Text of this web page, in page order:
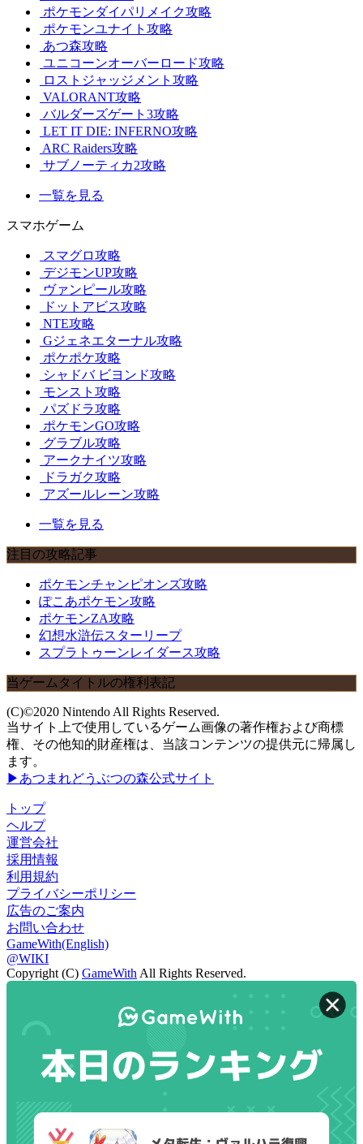
ポケモンダイパリメイク攻略
ポケモンユナイト攻略
あつ森攻略
ユニコーンオーバーロード攻略
ロストジャッジメント攻略
VALORANT攻略
バルダーズゲート3攻略
LET IT DIE: INFERNO攻略
ARC Raiders攻略
サブノーティカ2攻略
一覧を見る
スマホゲーム
スマグロ攻略
デジモンUP攻略
ヴァンピール攻略
ドットアビス攻略
NTE攻略
Gジェネエターナル攻略
ポケポケ攻略
シャドバ ビヨンド攻略
モンスト攻略
パズドラ攻略
ポケモンGO攻略
グラブル攻略
アークナイツ攻略
ドラガク攻略
アズールレーン攻略
一覧を見る
注目の攻略記事
ポケモンチャンピオンズ攻略
ぽこあポケモン攻略
ポケモンZA攻略
幻想水滸伝スターリープ
スプラトゥーンレイダース攻略
当ゲームタイトルの権利表記
(C)©2020 Nintendo All Rights Reserved.
当サイト上で使用しているゲーム画像の著作権および商標
権、その他知的財産権は、当該コンテンツの提供元に帰属し
ます。
▶あつまれどうぶつの森公式サイト
トップ
ヘルプ
運営会社
採用情報
利用規約
プライバシーポリシー
広告のご案内
お問い合わせ
GameWith(English)
@WIKI
Copyright (C) GameWith All Rights Reserved.